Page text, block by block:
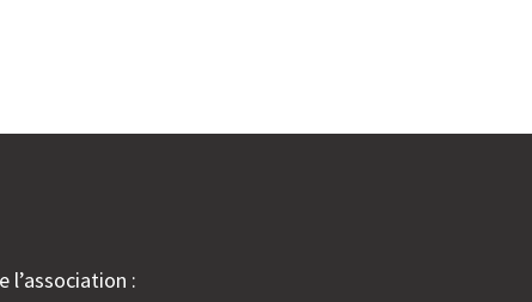
l’association :